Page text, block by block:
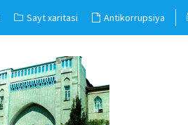
Sayt xaritasi Antikorrupsiya